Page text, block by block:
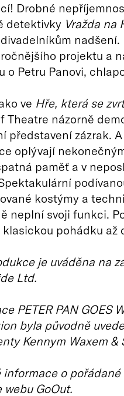
Drobné
detektivky Vražda na
projektu a
o Petru Panovi,
ve Hře, která se
Theatre názorně
představení zázrak.
oplývají
paměť a v
kostýmy a
neplní svoji funkci.
pohádku až
je uváděna na
Ltd.
PETER PAN GOES
byla původně
Kennym Waxem &
informace o
webu GoOut.